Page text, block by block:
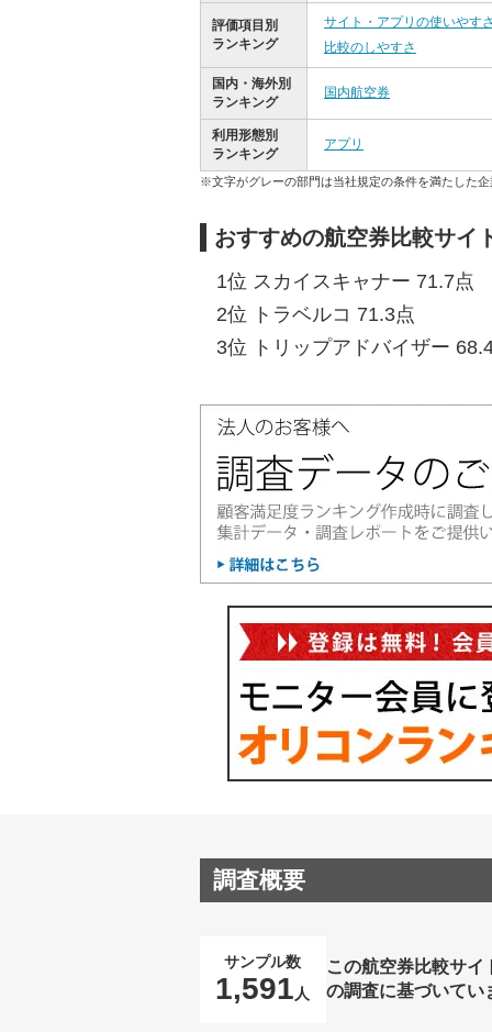
評価項目別
ランキング
サイト・アプリの使いやす
比較のしやすさ
国内・海外別
ランキング
国内航空券
利用形態別
ランキング
アプリ
※文字がグレーの部門は当社規定の条件を満たした
おすすめの航空券比較サイ
1位 スカイスキャナー 71.7点
2位 トラベルコ 71.3点
3位 トリップアドバイザー
調査概要
サンプル数
1,591 人
この航空券比較サ
の調査に基づいてい